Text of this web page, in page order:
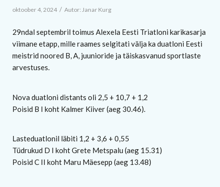
oktoober 4, 2024 / Autor: Janar Kurg
29ndal septembril toimus Alexela Eesti Triatloni karikasarja
viimane etapp, mille raames selgitati välja ka duatloni Eesti
meistrid noored B, A, juunioride ja täiskasvanud sportlaste
arvestuses.
Nova duatloni distants oli 2,5 + 10,7 + 1,2
Poisid B I koht Kalmer Kiiver (aeg 30.46).
Lasteduatlonil läbiti 1,2 + 3,6 + 0,55
Tüdrukud D I koht Grete Metspalu (aeg 15.31)
Poisid C II koht Maru Mäesepp (aeg 13.48)